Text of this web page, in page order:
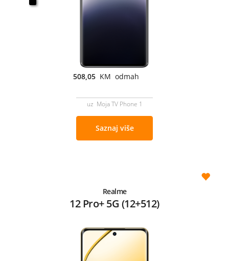
508,05 KM odmah
uz Moja TV Phone 1
Saznaj više
Realme
12 Pro+ 5G (12+512)